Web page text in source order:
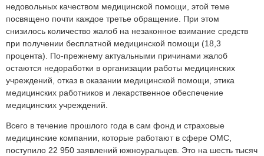
недовольных качеством медицинской помощи, этой теме
посвящено почти каждое третье обращение. При этом
снизилось количество жалоб на незаконное взимание средств
при получении бесплатной медицинской помощи (18,3
процента). По-прежнему актуальными причинами жалоб
остаются недоработки в организации работы медицинских
учреждений, отказ в оказании медицинской помощи, этика
медицинских работников и лекарственное обеспечение
медицинских учреждений.
Всего в течение прошлого года в сам фонд и страховые
медицинские компании, которые работают в сфере ОМС,
поступило 22 950 заявлений южноуральцев. Это на шесть тысяч